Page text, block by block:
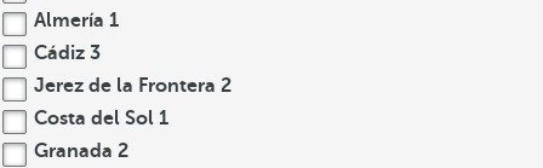
Almería 1
Cádiz 3
Jerez de la Frontera 2
Costa del Sol 1
Granada 2